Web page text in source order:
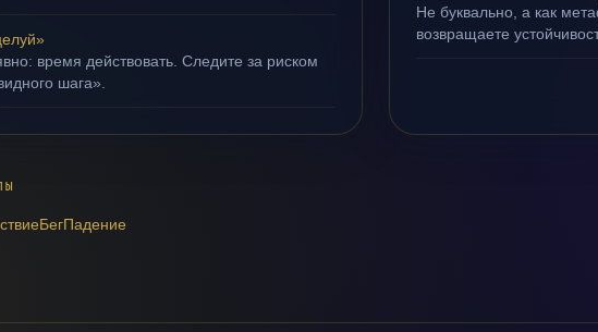
время действовать. Следите за риском
шага».
Не буквально, а как
возвращаете
БегПадение